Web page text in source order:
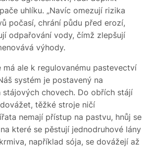
uhlíku. „Navíc omezují rizika
počasí, chrání půdu před erozí,
odpařování vody, čímž zlepšují
výhody.
má ale k regulovanému pastevectví
systém je postavený na
stájových chovech. Do obřích stájí
těžké stroje ničí
nemají přístup na pastvu, hnůj se
které se pěstují jednodruhové lány
například sója, se dovážejí až